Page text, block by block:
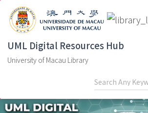
UML Digital Resources Hub
University of Macau Library